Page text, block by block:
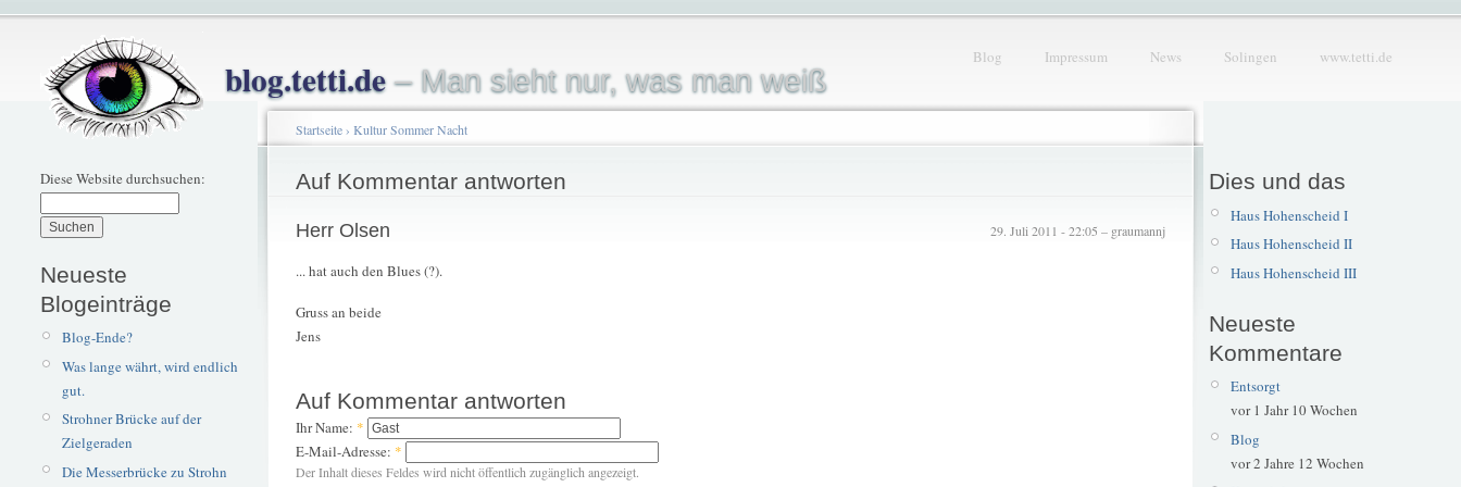
blog.tetti.de– Man sieht nur, was man weiß
Blog Impressum News Solingen www.tetti.de
Diese Website durchsuchen:
Neueste
Blogeinträge
Blog-Ende?
Was lange währt, wird endlich
gut.
Strohner Brücke auf der
Zielgeraden
Die Messerbrücke zu Strohn
Startseite› Kultur Sommer Nacht
Auf Kommentar antworten
29. Juli 2011 - 22:05 – graumannj
Herr Olsen
... hat auch den Blues (?).
Gruss an beide
Jens
Auf Kommentar antworten
Ihr Name: *
E-Mail-Adresse: *
Der Inhalt dieses Feldes wird nicht öffentlich zugänglich angezeigt.
Dies und das
Haus Hohenscheid I
Haus Hohenscheid II
Haus Hohenscheid III
Neueste
Kommentare
Entsorgt
vor 1 Jahr 10 Wochen
Blog
vor 2 Jahre 12 Wochen